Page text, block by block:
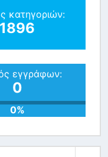
κατηγοριών:
1896
εγγράφων:
0
0%